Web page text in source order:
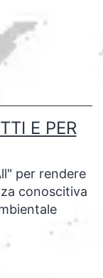
E PER
per rendere
conoscitiva